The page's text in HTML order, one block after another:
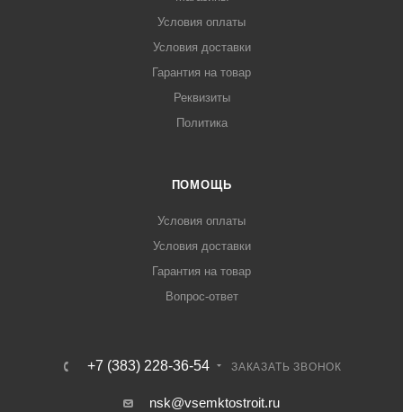
Условия оплаты
Условия доставки
Гарантия на товар
Реквизиты
Политика
ПОМОЩЬ
Условия оплаты
Условия доставки
Гарантия на товар
Вопрос-ответ
+7 (383) 228-36-54 ЗАКАЗАТЬ ЗВОНОК
nsk@vsemktostroit.ru